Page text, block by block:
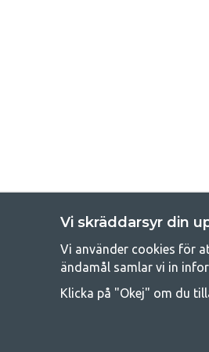
råd med att campa så
Vi skräddarsyr din
Vi använder cookies för
ändamål samlar vi in
Klicka på "Okej" om du